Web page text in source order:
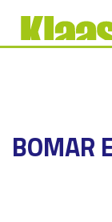
BOMAR